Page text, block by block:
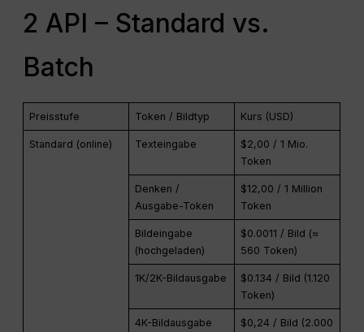
2 API – Standard vs.
Batch
Preisstufe Token / Bildtyp Kurs (USD)
Standard (online) Texteingabe
$2,00 / 1 Mio.
Token
Denken /
Ausgabe-Token
$12,00 / 1 Million
Token
Bildeingabe
(hochgeladen)
$0.0011 / Bild (≈
560 Token)
1K/2K-Bildausgabe
$0.134 / Bild (1.120
Token)
4K-Bildausgabe
$0,24 / Bild (2.000